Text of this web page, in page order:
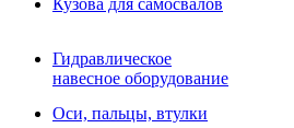
оборудование
Гидробуры и шнеки
Вибротрамбовки
Навесные дорожные фрезы
Кузова для самосвалов
Гидравлическое
навесное оборудование
Оси, пальцы, втулки